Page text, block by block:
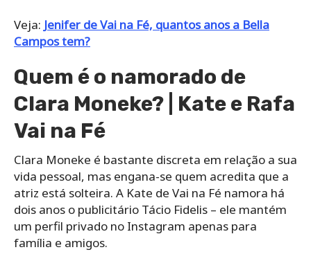
Veja: Jenifer de Vai na Fé, quantos anos a Bella
Campos tem?
Quem é o namorado de
Clara Moneke? | Kate e Rafa
Vai na Fé
Clara Moneke é bastante discreta em relação a sua
vida pessoal, mas engana-se quem acredita que a
atriz está solteira. A Kate de Vai na Fé namora há
dois anos o publicitário Tácio Fidelis – ele mantém
um perfil privado no Instagram apenas para
família e amigos.